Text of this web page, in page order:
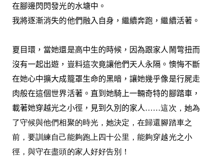
在腳邊閃閃發光的水塘中。
我將逐漸消失的他們融入自身，繼續奔跑，繼續活著。
夏目環，當她還是高中生的時候，因為跟家人鬧彆扭而
沒有一起出遊，豈料這次竟讓他們天人永隔。懊悔不斷
在她心中擴大成籠罩生命的黑暗，讓她幾乎像是行屍走
肉般在這個世界活著。直到她騎上一輛奇特的腳踏車，
載著她穿越光之小徑，見到久別的家人……這次，她為
了守候與他們相聚的時光，她決定，在歸還腳踏車之
前，要訓練自己能夠跑上四十公里，能夠穿越光之小
徑，與守在盡頭的家人好好告別！